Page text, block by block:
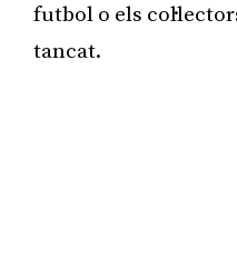
futbol o els
tancat.